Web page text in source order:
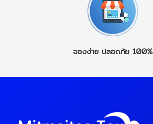
จองง่าย ปลอดภัย 100%